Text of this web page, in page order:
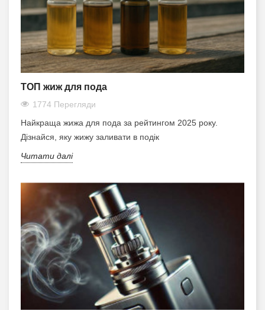
ТОП жиж для пода
1774 Перегляди
Найкраща жижа для пода за рейтингом 2025 року.
Дізнайся, яку жижу заливати в подік
Читати далі